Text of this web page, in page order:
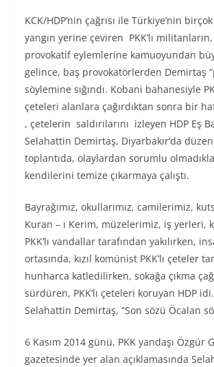
KCK/HDP’nin çağrısı ile Türkiye’nin
yangın yerine çeviren PKK’lı
provokatif eylemlerine kamuoyundan
gelince, baş provokatörlerden Demirtaş
söylemine sığındı. Kobani bahanesiyle
çeteleri alanlara çağırdıktan sonra bir
, çetelerin saldırılarını izleyen HDP Eş
Selahattin Demirtaş, Diyarbakır’da
toplantıda, olaylardan sorumlu
kendilerini temize çıkarmaya çalıştı.
Bayrağımız, okullarımız, camilerimiz,
Kuran – ı Kerim, müzelerimiz, iş yerleri,
PKK’lı vandallar tarafından yakılırken,
ortasında, kızıl komünist PKK’lı çeteler
hunharca katledilirken, sokağa çıkma
sürdüren, PKK’lı çeteleri koruyan HDP idi.
Selahattin Demirtaş, “Son sözü Öcalan
6 Kasım 2014 günü, PKK yandaşı Özgür
gazetesinde yer alan açıklamasında